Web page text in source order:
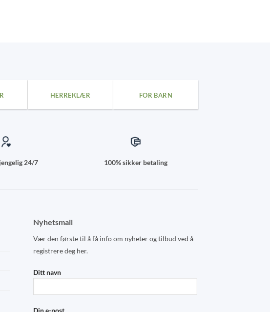
HERREKLÆR FOR BARN
24/7 100% sikker betaling
Nyhetsmail
Vær den første til å få info om nyheter og tilbud ved å
registrere deg her.
Ditt navn
Din e-post